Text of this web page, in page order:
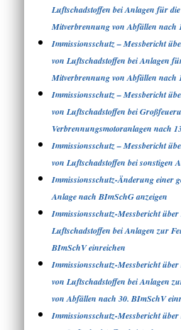
Luftschadstoffen bei Anlagen für
Mitverbrennung von Abfällen nach
Immissionsschutz – Messbericht
von Luftschadstoffen bei Anlagen
Mitverbrennung von Abfällen nach
Immissionsschutz – Messbericht
von Luftschadstoffen bei
Verbrennungsmotoranlagen nach
Immissionsschutz – Messbericht
von Luftschadstoffen bei sonstigen
Immissionsschutz-Änderung einer
Anlage nach BImSchG anzeigen
Immissionsschutz-Messbericht
Luftschadstoffen bei Anlagen zur
BImSchV einreichen
Immissionsschutz-Messbericht
von Luftschadstoffen bei Anlagen
von Abfällen nach 30. BImSchV
Immissionsschutz-Messbericht